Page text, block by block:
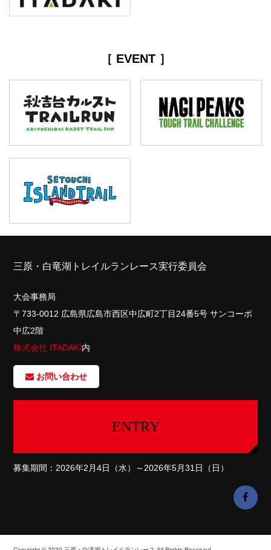
［ EVENT ］
三原・白竜湖トレイルランレース実行委員会
大会事務局
〒733-0012 広島県広島市西区中広町2丁目24番5号 サンコーポ
中広2階
株式会社 ITADAKI内
お問い合わせ
ENTRY
募集期間：2026年2月4日（水）～2026年5月31日（日）